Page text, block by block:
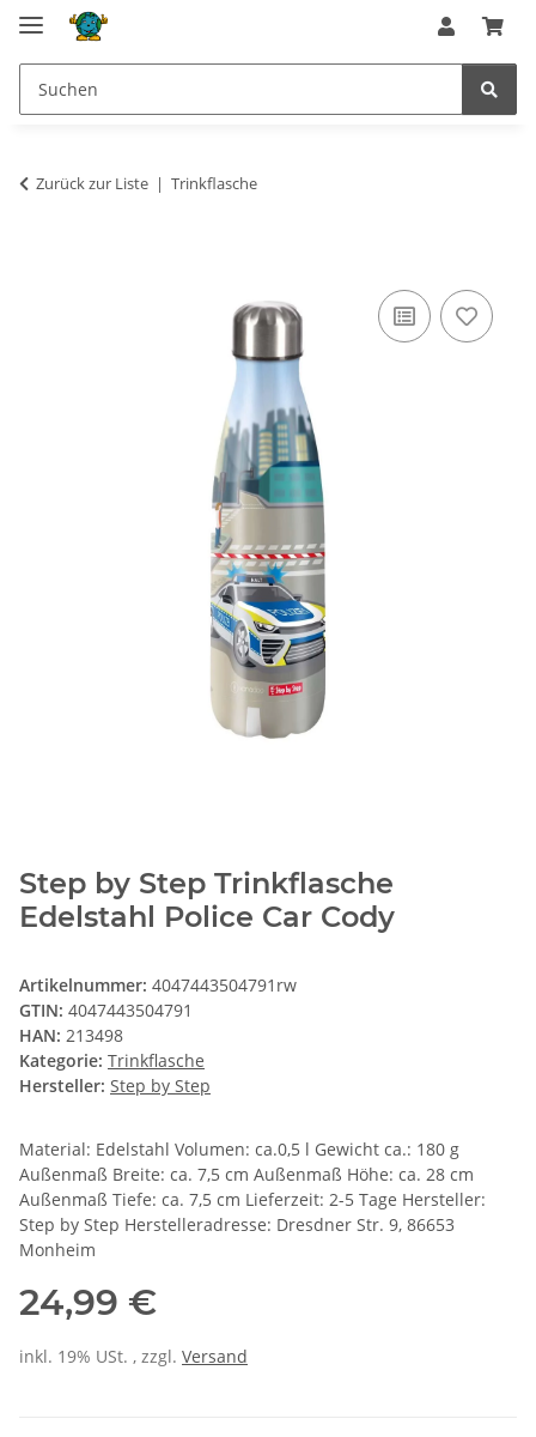
Zurück zur Liste Trinkflasche
Step by Step Trinkflasche
Edelstahl Police Car Cody
Artikelnummer: 4047443504791rw
GTIN: 4047443504791
HAN: 213498
Kategorie: Trinkflasche
Hersteller: Step by Step
Material: Edelstahl Volumen: ca.0,5 l Gewicht ca.: 180 g
Außenmaß Breite: ca. 7,5 cm Außenmaß Höhe: ca. 28 cm
Außenmaß Tiefe: ca. 7,5 cm Lieferzeit: 2-5 Tage Hersteller:
Step by Step Herstelleradresse: Dresdner Str. 9, 86653
Monheim
24,99 €
inkl. 19% USt. , zzgl. Versand